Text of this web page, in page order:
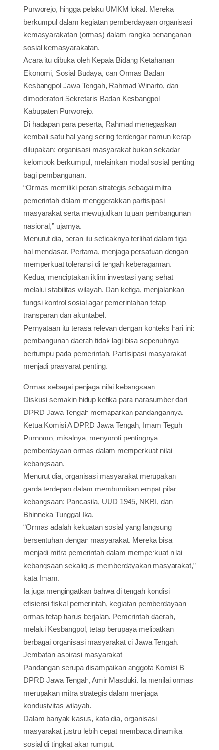
Purworejo, hingga pelaku UMKM lokal. Mereka
berkumpul dalam kegiatan pemberdayaan organisasi
kemasyarakatan (ormas) dalam rangka penanganan
sosial kemasyarakatan.
Acara itu dibuka oleh Kepala Bidang Ketahanan
Ekonomi, Sosial Budaya, dan Ormas Badan
Kesbangpol Jawa Tengah, Rahmad Winarto, dan
dimoderatori Sekretaris Badan Kesbangpol
Kabupaten Purworejo.
Di hadapan para peserta, Rahmad menegaskan
kembali satu hal yang sering terdengar namun kerap
dilupakan: organisasi masyarakat bukan sekadar
kelompok berkumpul, melainkan modal sosial penting
bagi pembangunan.
“Ormas memiliki peran strategis sebagai mitra
pemerintah dalam menggerakkan partisipasi
masyarakat serta mewujudkan tujuan pembangunan
nasional,” ujarnya.
Menurut dia, peran itu setidaknya terlihat dalam tiga
hal mendasar. Pertama, menjaga persatuan dengan
memperkuat toleransi di tengah keberagaman.
Kedua, menciptakan iklim investasi yang sehat
melalui stabilitas wilayah. Dan ketiga, menjalankan
fungsi kontrol sosial agar pemerintahan tetap
transparan dan akuntabel.
Pernyataan itu terasa relevan dengan konteks hari ini:
pembangunan daerah tidak lagi bisa sepenuhnya
bertumpu pada pemerintah. Partisipasi masyarakat
menjadi prasyarat penting.
Ormas sebagai penjaga nilai kebangsaan
Diskusi semakin hidup ketika para narasumber dari
DPRD Jawa Tengah memaparkan pandangannya.
Ketua Komisi A DPRD Jawa Tengah, Imam Teguh
Purnomo, misalnya, menyoroti pentingnya
pemberdayaan ormas dalam memperkuat nilai
kebangsaan.
Menurut dia, organisasi masyarakat merupakan
garda terdepan dalam membumikan empat pilar
kebangsaan: Pancasila, UUD 1945, NKRI, dan
Bhinneka Tunggal Ika.
“Ormas adalah kekuatan sosial yang langsung
bersentuhan dengan masyarakat. Mereka bisa
menjadi mitra pemerintah dalam memperkuat nilai
kebangsaan sekaligus memberdayakan masyarakat,”
kata Imam.
Ia juga mengingatkan bahwa di tengah kondisi
efisiensi fiskal pemerintah, kegiatan pemberdayaan
ormas tetap harus berjalan. Pemerintah daerah,
melalui Kesbangpol, tetap berupaya melibatkan
berbagai organisasi masyarakat di Jawa Tengah.
Jembatan aspirasi masyarakat
Pandangan serupa disampaikan anggota Komisi B
DPRD Jawa Tengah, Amir Masduki. Ia menilai ormas
merupakan mitra strategis dalam menjaga
kondusivitas wilayah.
Dalam banyak kasus, kata dia, organisasi
masyarakat justru lebih cepat membaca dinamika
sosial di tingkat akar rumput.